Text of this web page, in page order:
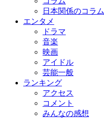
日本関係のコラム
エンタメ
ドラマ
音楽
映画
アイドル
芸能一般
ランキング
アクセス
コメント
みんなの感想